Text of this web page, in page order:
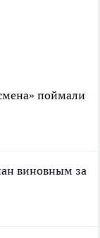
поймали
виновным за